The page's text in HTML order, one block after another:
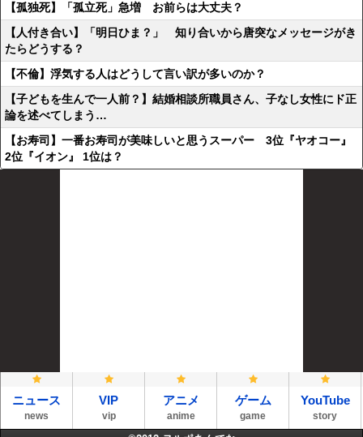
【孤独死】「孤立死」急増 お前らは大丈夫？
【人付き合い】「明日ひま？」 知り合いから唐突なメッセージがき
たらどうする？
【不倫】浮気する人はどうして言い訳が多いのか？
【子どもを生んで一人前？】結婚相談所職員さん、子なし女性にド正
論を述べてしまう…
【お寿司】一番お寿司が美味しいと思うスーパー 3位『ヤオコー』
2位『イオン』 1位は？
ニュース
news
VIP
vip
アニメ
anime
ゲーム
game
YouTube
story